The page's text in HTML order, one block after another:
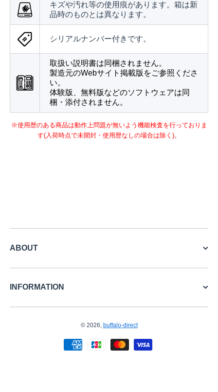
キズや汚れ等の使用痕があります。箱は新
品時のものとは異なります。
シリアルナンバー付きです。
取扱い説明書は同梱されません。
製造元のWebサイト掲載版をご参照くださ
い。
体験版、無料版などのソフトウェアは同
梱・添付されません。
※使用歴のある商品は動作上問題が無いよう機能検査を行っておりま
す(入荷時点で未開封・使用歴なしの場合は除く)。
ABOUT
INFORMATION
© 2026, buffalo-direct
お支払い方法